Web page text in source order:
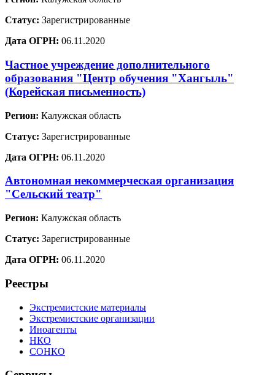
Статус: Зарегистрированные
Дата ОГРН: 06.11.2020
Частное учреждение дополнительного
образования "Центр обучения "Хангыль"
(Корейская письменность)
Регион: Калужская область
Статус: Зарегистрированные
Дата ОГРН: 06.11.2020
Автономная некоммерческая организация
"Сельский театр"
Регион: Калужская область
Статус: Зарегистрированные
Дата ОГРН: 06.11.2020
Реестры
Экстремистские материалы
Экстремистские организации
Иноагенты
НКО
СОНКО